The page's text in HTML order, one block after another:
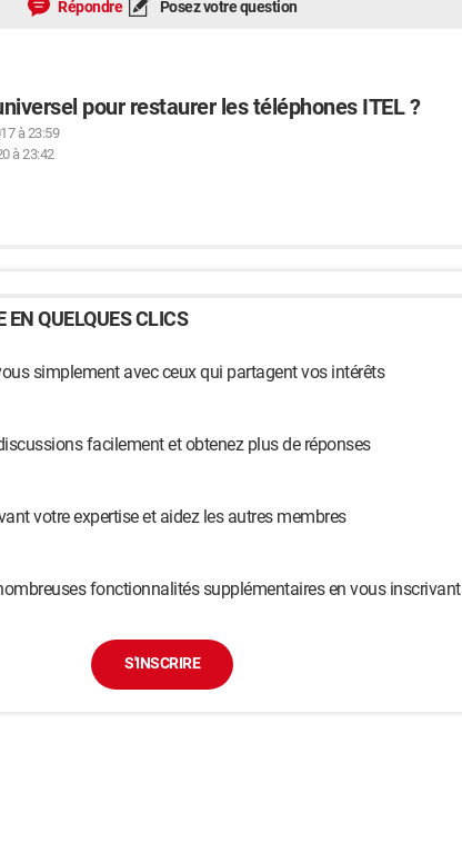
Répondre Posez votre question
pour restaurer les téléphones ITEL ?
à 23:59
à 23:42
EN QUELQUES CLICS
simplement avec ceux qui partagent vos intérêts
facilement et obtenez plus de réponses
votre expertise et aidez les autres membres
fonctionnalités supplémentaires en vous inscrivant
S'INSCRIRE